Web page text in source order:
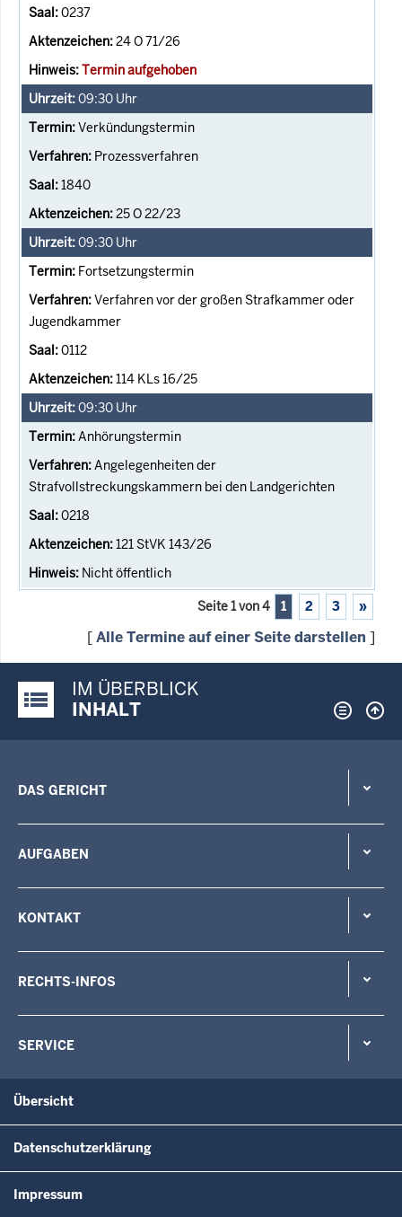
0237
24 O 71/26
Termin aufgehoben
09:30 Uhr
Verkündungstermin
Prozessverfahren
1840
25 O 22/23
09:30 Uhr
Fortsetzungstermin
Verfahren vor der großen Strafkammer oder
Jugendkammer
0112
114 KLs 16/25
09:30 Uhr
Anhörungstermin
Angelegenheiten der
Strafvollstreckungskammern bei den Landgerichten
0218
121 StVK 143/26
Nicht öffentlich
Seite 1 von 4 1 2 3 »
[Alle Termine auf einer Seite darstellen ]
Justiz-Portal im Überblick:
IM ÜBERBLICK
INHALT
DAS GERICHT
AUFGABEN
KONTAKT
RECHTS-INFOS
SERVICE
Übersicht
Datenschutzerklärung
Impressum